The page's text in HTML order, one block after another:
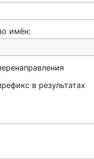
имён:
в результатах